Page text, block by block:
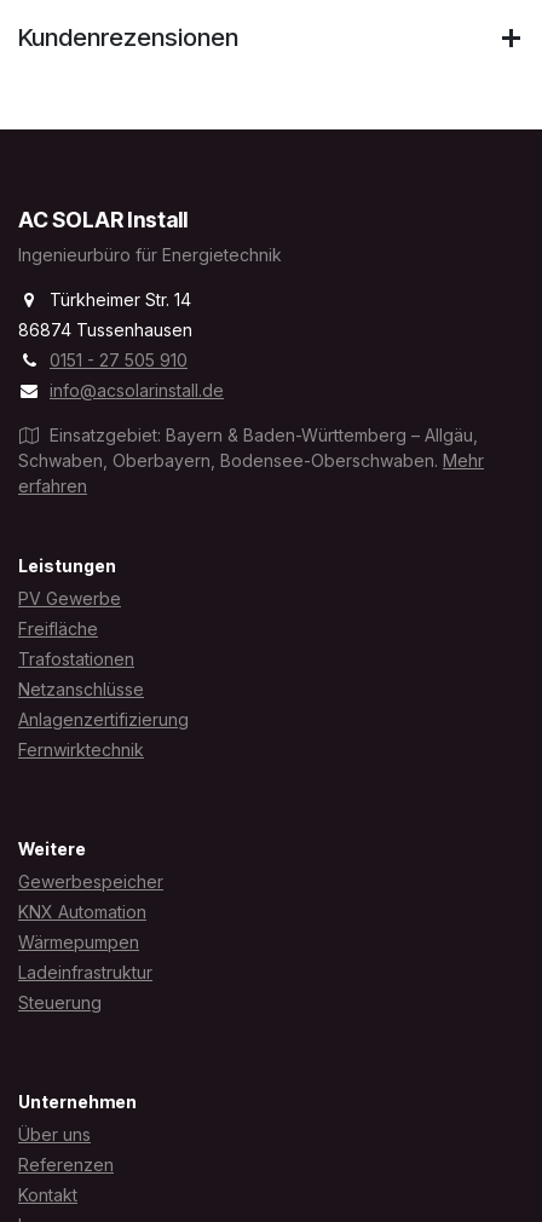
Kundenrezensionen
AC SOLAR Install
Ingenieurbüro für Energietechnik
Türkheimer Str. 14
86874 Tussenhausen
0151 - 27 505 910
info@acsolarinstall.de
Einsatzgebiet: Bayern & Baden-Württemberg – Allgäu,
Schwaben, Oberbayern, Bodensee-Oberschwaben. Mehr
erfahren
Leistungen
PV Gewerbe
Freifläche
Trafostationen
Netzanschlüsse
Anlagenzertifizierung
Fernwirktechnik
Weitere
Gewerbespeicher
KNX Automation
Wärmepumpen
Ladeinfrastruktur
Steuerung
Unternehmen
Über uns
Referenzen
Kontakt